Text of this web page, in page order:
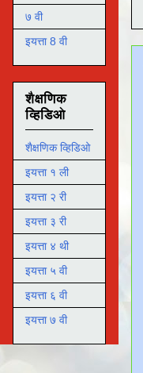
७ वी
इयत्ता 8 वी
शैक्षणिक
व्हिडिओ
शैक्षणिक व्हिडिओ
इयत्ता १ ली
इयत्ता २ री
इयत्ता ३ री
इयत्ता ४ थी
इयत्ता ५ वी
इयत्ता ६ वी
इयत्ता ७ वी